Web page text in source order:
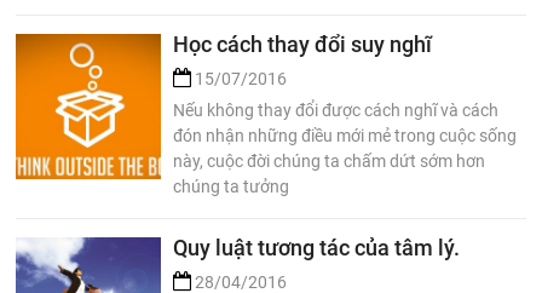
Học cách thay đổi suy nghĩ
15/07/2016
Nếu không thay đổi được cách nghĩ và cách
đón nhận những điều mới mẻ trong cuộc sống
này, cuộc đời chúng ta chấm dứt sớm hơn
chúng ta tưởng
Quy luật tương tác của tâm lý.
28/04/2016